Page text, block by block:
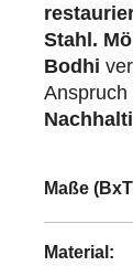
Stahl.
Bodhi
Anspruch
Maße
Material: